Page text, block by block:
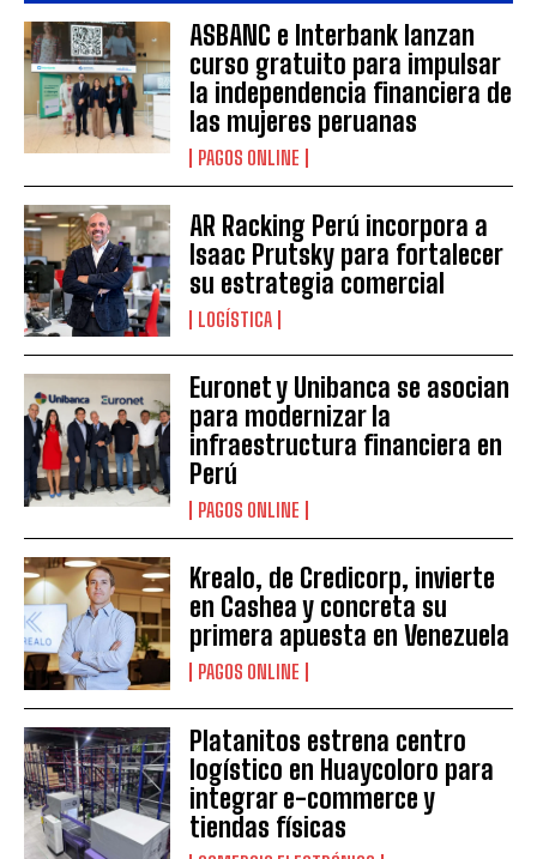
ASBANC e Interbank lanzan
curso gratuito para impulsar
la independencia financiera de
las mujeres peruanas
PAGOS ONLINE
AR Racking Perú incorpora a
Isaac Prutsky para fortalecer
su estrategia comercial
LOGÍSTICA
Euronet y Unibanca se asocian
para modernizar la
infraestructura financiera en
Perú
PAGOS ONLINE
Krealo, de Credicorp, invierte
en Cashea y concreta su
primera apuesta en Venezuela
PAGOS ONLINE
Platanitos estrena centro
logístico en Huaycoloro para
integrar e-commerce y
tiendas físicas